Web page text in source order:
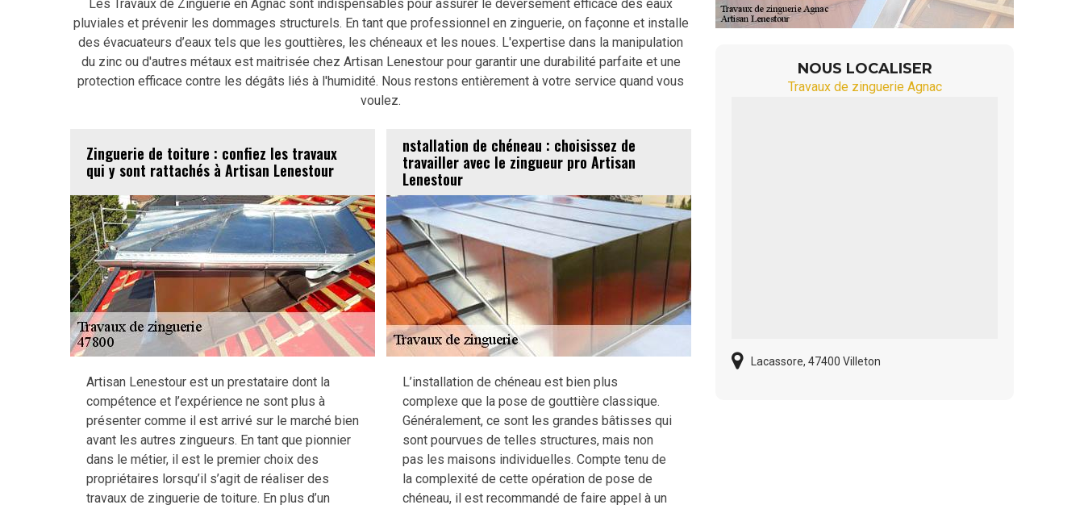
Les Travaux de Zinguerie en Agnac sont indispensables pour assurer le déversement efficace des eaux
pluviales et prévenir les dommages structurels. En tant que professionnel en zinguerie, on façonne et installe
des évacuateurs d’eaux tels que les gouttières, les chéneaux et les noues. L'expertise dans la manipulation
du zinc ou d'autres métaux est maitrisée chez Artisan Lenestour pour garantir une durabilité parfaite et une
protection efficace contre les dégâts liés à l'humidité. Nous restons entièrement à votre service quand vous
voulez.
Zinguerie de toiture : confiez les travaux
qui y sont rattachés à Artisan Lenestour
Artisan Lenestour est un prestataire dont la
compétence et l’expérience ne sont plus à
présenter comme il est arrivé sur le marché bien
avant les autres zingueurs. En tant que pionnier
dans le métier, il est le premier choix des
propriétaires lorsqu’il s’agit de réaliser des
travaux de zinguerie de toiture. En plus d’un
nstallation de chéneau : choisissez de
travailler avec le zingueur pro Artisan
Lenestour
L’installation de chéneau est bien plus
complexe que la pose de gouttière classique.
Généralement, ce sont les grandes bâtisses qui
sont pourvues de telles structures, mais non
pas les maisons individuelles. Compte tenu de
la complexité de cette opération de pose de
chéneau, il est recommandé de faire appel à un
NOUS LOCALISER
Travaux de zinguerie Agnac
Lacassore, 47400 Villeton